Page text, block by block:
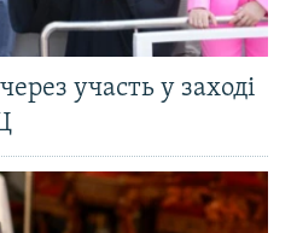
участь у заході